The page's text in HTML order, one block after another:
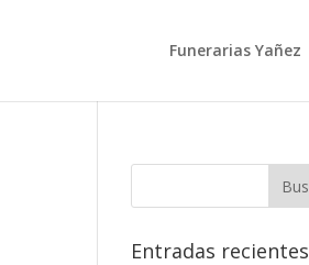
Funerarias Yañez
Entradas recientes